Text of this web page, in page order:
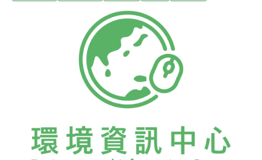
人狂熱數10年不疲的「黃金路線」所造成的生活方式──一
種把自己的生活環境弄成垃圾堆的生活方式。為了「黃金
路線」，灣裡人甘願呼吸臭酸空氣，任陰溝流水死黑，不
介意腳下土地已經焦褐無生機，自甘為「黃金線上的走索
人。」，灣裡，一個清麗雅致的村名，曾經美麗過，海濱
落日、魚池人家、寂靜鄉間小道，如今已是盡成煙雲了。
灣裡路上，重卡貨櫃日夜不休隆隆來去，把所有一切都輾
他們從臺北帶著疑問，來灣裡找答案。華航清晨